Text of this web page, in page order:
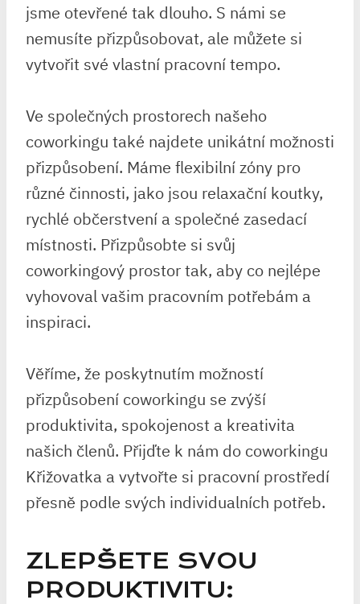
jsme otevřené tak dlouho. S námi se
nemusíte přizpůsobovat, ale můžete si
vytvořit své vlastní pracovní tempo.
Ve společných prostorech našeho
coworkingu také najdete unikátní možnosti
přizpůsobení. Máme flexibilní zóny pro
různé činnosti, jako jsou relaxační koutky,
rychlé občerstvení a společné zasedací
místnosti. Přizpůsobte si svůj
coworkingový prostor tak, aby co nejlépe
vyhovoval vašim pracovním potřebám a
inspiraci.
Věříme, že poskytnutím možností
přizpůsobení coworkingu se zvýší
produktivita, spokojenost a kreativita
našich členů. Přijďte k nám do coworkingu
Křižovatka a vytvořte si pracovní prostředí
přesně podle svých individualních potřeb.
ZLEPŠETE SVOU
PRODUKTIVITU: